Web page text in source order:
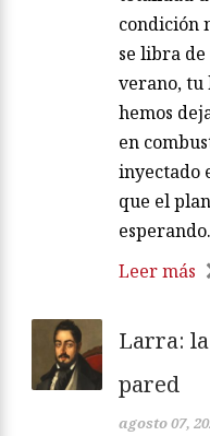
condición
se libra
verano, tu
hemos
en
inyectado
que el
Leer más
Larra:
pared
agosto 07,